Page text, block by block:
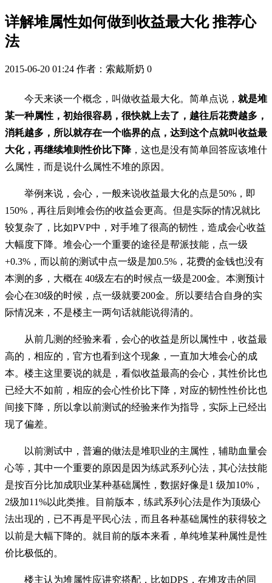
详解堆属性如何做到收益最大化 推荐心
法
2015-06-20 01:24 作者：索戴斯奶 0
今天来谈一个概念，叫做收益最大化。简单点说， 就是堆
某一种属性，初始很容易，很快就上去了，越往后花费越多，
消耗越多，所以就存在一个临界的点，达到这个点就叫收益最
大化，再继续堆则性价比下降，这也是没有简单回答应该堆什
么属性，而是说什么属性不堆的原因。
举例来说，会心，一般来说收益最大化的点是50%，即
150%，再往后则堆会伤的收益会更高。但是实际的情况就比
较复杂了，比如PVP中，对手堆了很高的韧性，造成会心收益
大幅度下降。堆会心一个重要的途径是帮派技能，点一级
+0.3%，而以前的测试中点一级是加0.5%，花费的金钱也没有
本测的多，大概在 40级左右的时候点一级是200金。本测预计
会心在30级的时候，点一级就要200金。所以要结合自身的实
际情况来，不是楼主一两句话就能说得清的。
从前几测的经验来看，会心的收益是所以属性中，收益最
高的，相应的，官方也看到这个现象，一直加大堆会心的成
本。楼主这里要说的就是，看似收益最高的会心，其性价比也
已经大不如前，相应的会心性价比下降，对应的韧性性价比也
间接下降，所以拿以前测试的经验来作为指导，实际上已经出
现了偏差。
以前测试中，普遍的做法是堆职业的主属性，辅助血量会
心等，其中一个重要的原因是因为练武系列心法，其心法技能
是按百分比加成职业某种基础属性，数据好像是1 级加10%，
2级加11%以此类推。目前版本，练武系列心法是作为顶级心
法出现的，已不再是平民心法，而且各种基础属性的获得较之
以前是大幅下降的。就目前的版本来看，单纯堆某种属性是性
价比极低的。
楼主认为堆属性应讲究搭配，比如DPS，在堆攻击的同